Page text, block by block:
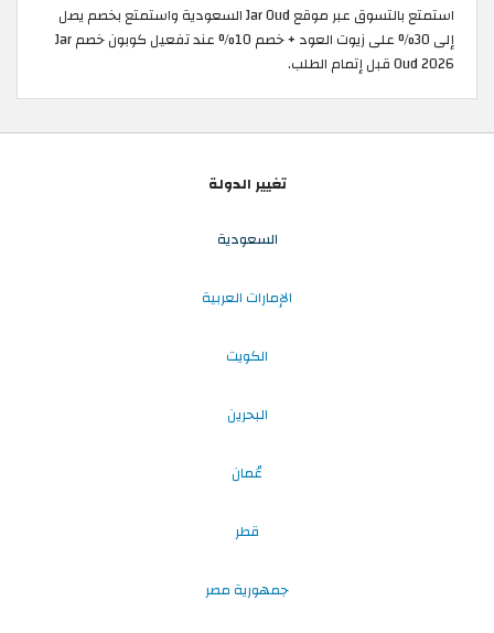
استمتع بالتسوق عبر موقع Jar Oud السعودية واستمتع بخصم يصل
إلى 30% على زيوت العود + خصم 10% عند تفعيل كوبون خصم Jar
Oud 2026 قبل إتمام الطلب.
تغيير الدولة
السعودية
الإمارات العربية
الكويت
البحرين
عُمان
قطر
جمهورية مصر